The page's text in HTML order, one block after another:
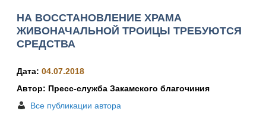
НА ВОССТАНОВЛЕНИЕ ХРАМА
ЖИВОНАЧАЛЬНОЙ ТРОИЦЫ ТРЕБУЮТСЯ
СРЕДСТВА
Дата: 04.07.2018
Автор: Пресс-служба Закамского благочиния
Все публикации автора